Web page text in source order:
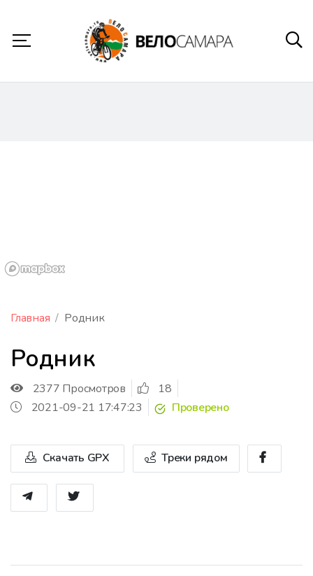
Главная Родник
Родник
2377 Просмотров
18
2021-09-21 17:47:23
Проверено
Скачать GPX Треки рядом